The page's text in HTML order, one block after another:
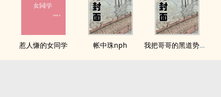
惹人慊的女同学 帐中珠nph 我把哥哥的黑道势力睡了